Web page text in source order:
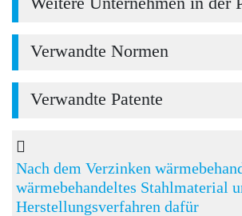
Verwandte Normen
Verwandte Patente
Nach dem Verzinken
wärmebehandeltes Stahlmaterial
Herstellungsverfahren dafür